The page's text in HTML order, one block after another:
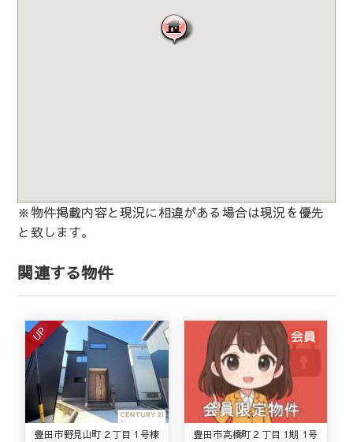
※物件掲載内容と現況に相違がある場合は現況を優先
と致します。
関連する物件
UP
豊田市野見山町２丁目 1号棟
豊田市高橋町２丁目 1期 1号